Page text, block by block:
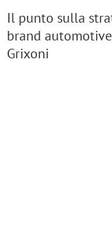
Il punto sulla
brand
Grixoni